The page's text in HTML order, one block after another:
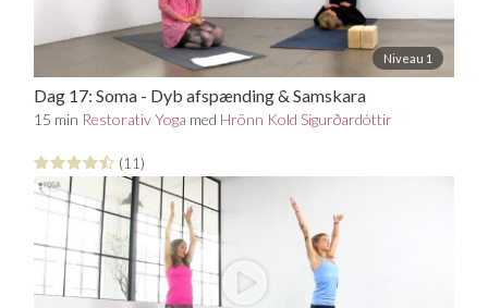
Niveau 1
Dag 17: Soma - Dyb afspænding & Samskara
meditation
15 min Restorativ Yoga med Hrönn Kold Sigurðardóttir
(11)